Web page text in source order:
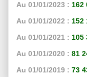
Au 01/01/2023 : 162
Au 01/01/2022 : 152
Au 01/01/2021 : 105
Au 01/01/2020 : 81
Au 01/01/2019 : 73